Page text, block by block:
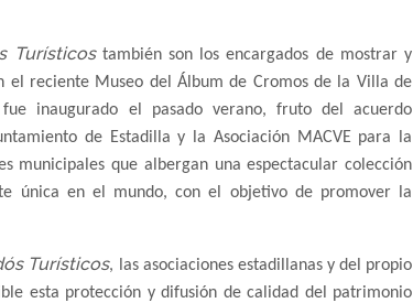
Turísticostambién son los encargados de mostrar y
el reciente Museo del Álbum de Cromos de la Villa de
fue inaugurado el pasado verano, fruto del acuerdo
de Estadilla y la Asociación MACVE para la
municipales que albergan una espectacular colección
única en el mundo, con el objetivo de promover la
Turísticos, las asociaciones estadillanas y del propio
esta protección y difusión de calidad del patrimonio